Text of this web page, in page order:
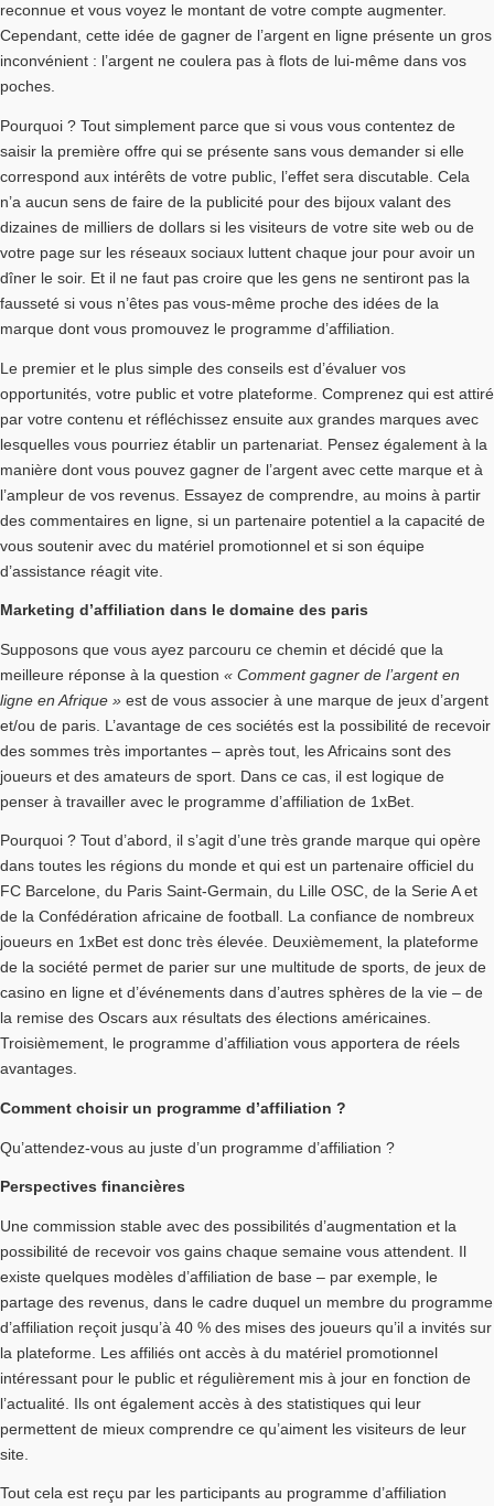
reconnue et vous voyez le montant de votre compte augmenter.
Cependant, cette idée de gagner de l’argent en ligne présente un gros
inconvénient : l’argent ne coulera pas à flots de lui-même dans vos
poches.
Pourquoi ? Tout simplement parce que si vous vous contentez de
saisir la première offre qui se présente sans vous demander si elle
correspond aux intérêts de votre public, l’effet sera discutable. Cela
n’a aucun sens de faire de la publicité pour des bijoux valant des
dizaines de milliers de dollars si les visiteurs de votre site web ou de
votre page sur les réseaux sociaux luttent chaque jour pour avoir un
dîner le soir. Et il ne faut pas croire que les gens ne sentiront pas la
fausseté si vous n’êtes pas vous-même proche des idées de la
marque dont vous promouvez le programme d’affiliation.
Le premier et le plus simple des conseils est d’évaluer vos
opportunités, votre public et votre plateforme. Comprenez qui est attiré
par votre contenu et réfléchissez ensuite aux grandes marques avec
lesquelles vous pourriez établir un partenariat. Pensez également à la
manière dont vous pouvez gagner de l’argent avec cette marque et à
l’ampleur de vos revenus. Essayez de comprendre, au moins à partir
des commentaires en ligne, si un partenaire potentiel a la capacité de
vous soutenir avec du matériel promotionnel et si son équipe
d’assistance réagit vite.
Marketing d’affiliation dans le domaine des paris
Supposons que vous ayez parcouru ce chemin et décidé que la
meilleure réponse à la question « Comment gagner de l’argent en
ligne en Afrique » est de vous associer à une marque de jeux d’argent
et/ou de paris. L’avantage de ces sociétés est la possibilité de recevoir
des sommes très importantes – après tout, les Africains sont des
joueurs et des amateurs de sport. Dans ce cas, il est logique de
penser à travailler avec le programme d’affiliation de 1xBet.
Pourquoi ? Tout d’abord, il s’agit d’une très grande marque qui opère
dans toutes les régions du monde et qui est un partenaire officiel du
FC Barcelone, du Paris Saint-Germain, du Lille OSC, de la Serie A et
de la Confédération africaine de football. La confiance de nombreux
joueurs en 1xBet est donc très élevée. Deuxièmement, la plateforme
de la société permet de parier sur une multitude de sports, de jeux de
casino en ligne et d’événements dans d’autres sphères de la vie – de
la remise des Oscars aux résultats des élections américaines.
Troisièmement, le programme d’affiliation vous apportera de réels
avantages.
Comment choisir un programme d’affiliation ?
Qu’attendez-vous au juste d’un programme d’affiliation ?
Perspectives financières
Une commission stable avec des possibilités d’augmentation et la
possibilité de recevoir vos gains chaque semaine vous attendent. Il
existe quelques modèles d’affiliation de base – par exemple, le
partage des revenus, dans le cadre duquel un membre du programme
d’affiliation reçoit jusqu’à 40 % des mises des joueurs qu’il a invités sur
la plateforme. Les affiliés ont accès à du matériel promotionnel
intéressant pour le public et régulièrement mis à jour en fonction de
l’actualité. Ils ont également accès à des statistiques qui leur
permettent de mieux comprendre ce qu’aiment les visiteurs de leur
site.
Tout cela est reçu par les participants au programme d’affiliation